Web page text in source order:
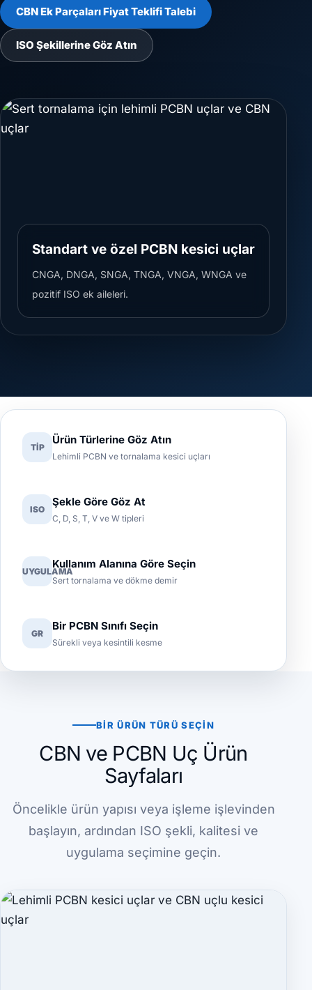
CBN Ek Parçaları Fiyat Teklifi Talebi
ISO Şekillerine Göz Atın
Standart ve özel PCBN kesici uçlar
CNGA, DNGA, SNGA, TNGA, VNGA, WNGA ve
pozitif ISO ek aileleri.
TİP
Ürün Türlerine Göz Atın
Lehimli PCBN ve tornalama kesici uçları
ISO
Şekle Göre Göz At
C, D, S, T, V ve W tipleri
UYGULAMA
Kullanım Alanına Göre Seçin
Sert tornalama ve dökme demir
GR
Bir PCBN Sınıfı Seçin
Sürekli veya kesintili kesme
BIR ÜRÜN TÜRÜ SEÇIN
CBN ve PCBN Uç Ürün
Sayfaları
Öncelikle ürün yapısı veya işleme işlevinden
başlayın, ardından ISO şekli, kalitesi ve
uygulama seçimine geçin.